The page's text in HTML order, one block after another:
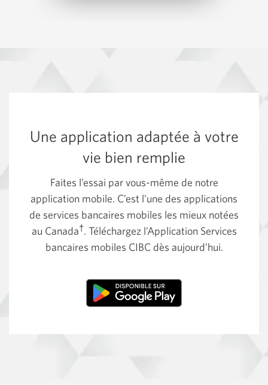
Une application adaptée à votre
vie bien remplie
Faites l’essai par vous-même de notre
application mobile. C’est l’une des applications
de services bancaires mobiles les mieux notées
au Canada†. Téléchargez l’Application Services
bancaires mobiles CIBC dès aujourd’hui.